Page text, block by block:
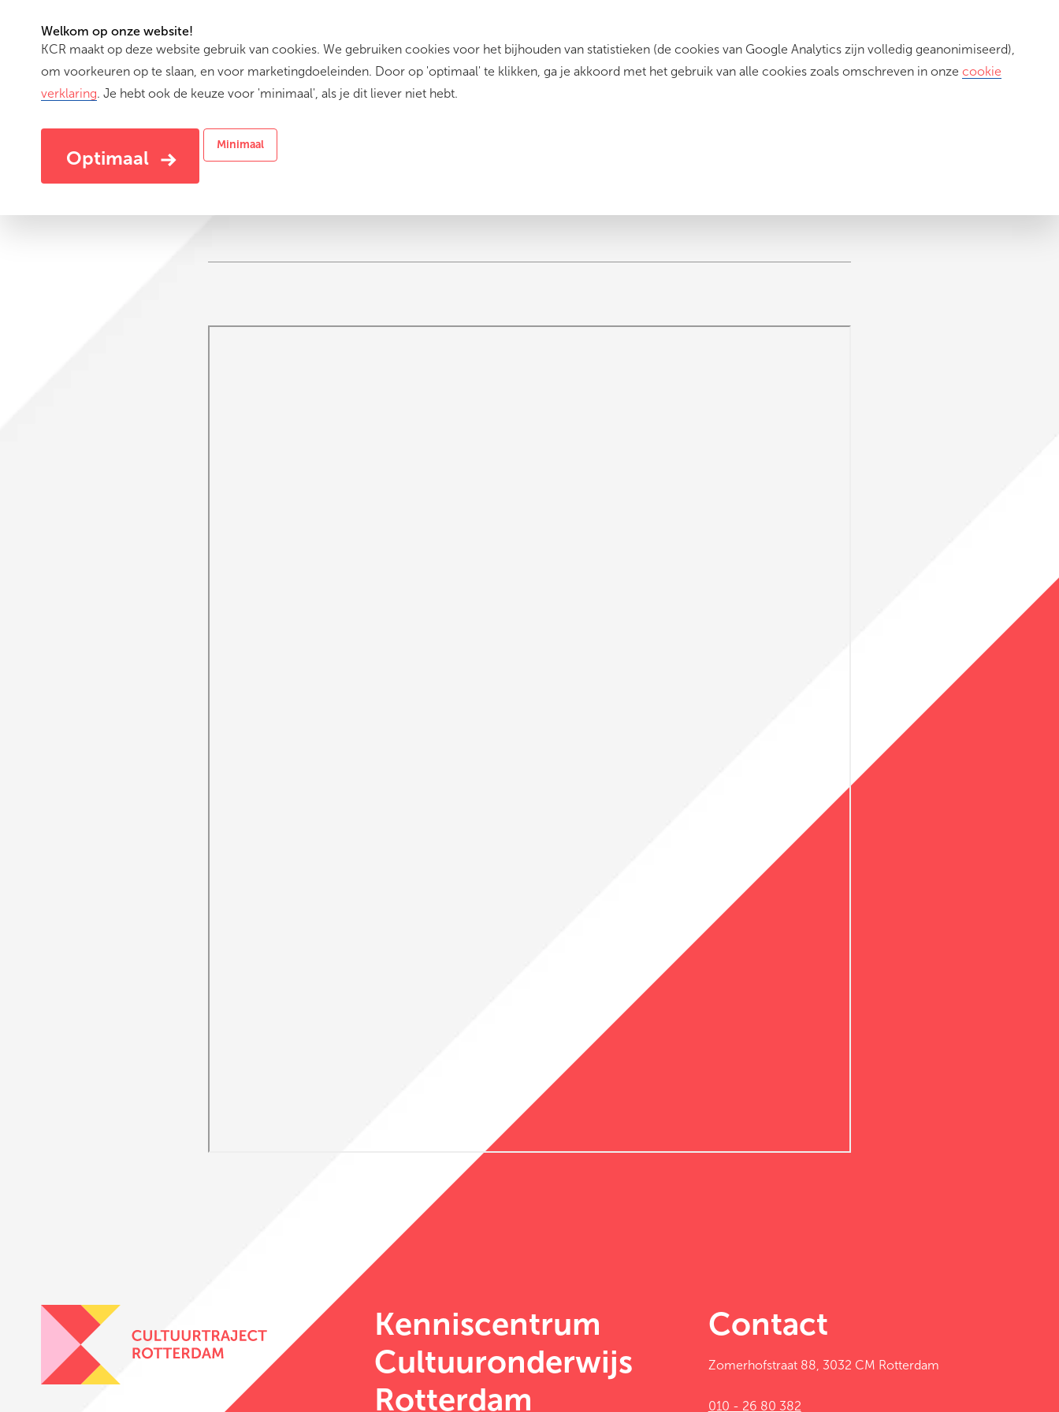
Welkom op onze website!
KCR maakt op deze website gebruik van cookies. We gebruiken cookies voor het bijhouden van statistieken (de cookies van Google Analytics zijn volledig geanonimiseerd),
om voorkeuren op te slaan, en voor marketingdoeleinden. Door op 'optimaal' te klikken, ga je akkoord met het gebruik van alle cookies zoals omschreven in onze cookie
verklaring. Je hebt ook de keuze voor 'minimaal', als je dit liever niet hebt.
Optimaal
Minimaal
Activiteiten Zo werkt het Dit zijn wij Contact Inloggen
Kenniscentrum
Cultuuronderwijs
Rotterdam
Contact
Zomerhofstraat 88, 3032 CM Rotterdam
010 - 26 80 382